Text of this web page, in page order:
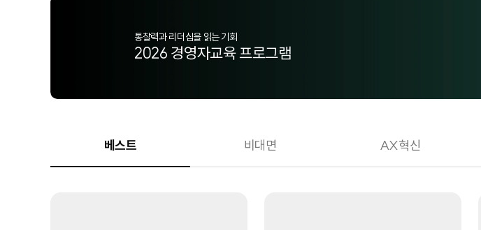
우리만의 교육, 뭉치면 연다
베스트 비대면 AX혁신